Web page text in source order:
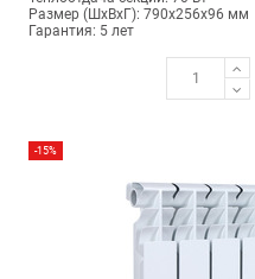
Размер (ШхВхГ): 790х256х96 мм
Гарантия: 5 лет
-15%